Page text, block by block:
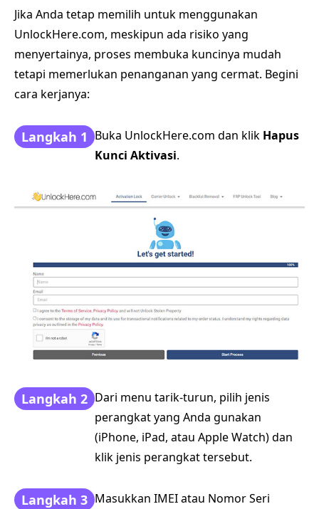
Jika Anda tetap memilih untuk menggunakan
UnlockHere.com, meskipun ada risiko yang
menyertainya, proses membuka kuncinya mudah
tetapi memerlukan penanganan yang cermat. Begini
cara kerjanya:
Langkah 1 Buka UnlockHere.com dan klik Hapus
Kunci Aktivasi.
Langkah 2 Dari menu tarik-turun, pilih jenis
perangkat yang Anda gunakan
(iPhone, iPad, atau Apple Watch) dan
klik jenis perangkat tersebut.
Langkah 3 Masukkan IMEI atau Nomor Seri